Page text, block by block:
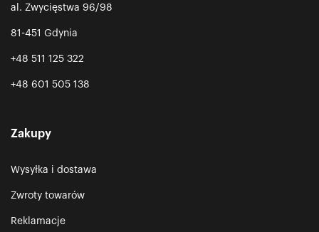
al. Zwycięstwa 96/98
81-451 Gdynia
+48 511 125 322
+48 601 505 138
Zakupy
Wysyłka i dostawa
Zwroty towarów
Reklamacje